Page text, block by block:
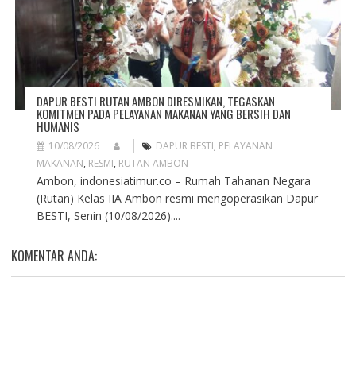
DAPUR BESTI RUTAN AMBON DIRESMIKAN, TEGASKAN
KOMITMEN PADA PELAYANAN MAKANAN YANG BERSIH DAN
HUMANIS
10/08/2026 DAPUR BESTI, PELAYANAN
MAKANAN, RESMI, RUTAN AMBON
Ambon, indonesiatimur.co – Rumah Tahanan Negara
(Rutan) Kelas IIA Ambon resmi mengoperasikan Dapur
BESTI, Senin (10/08/2026)....
KOMENTAR ANDA: